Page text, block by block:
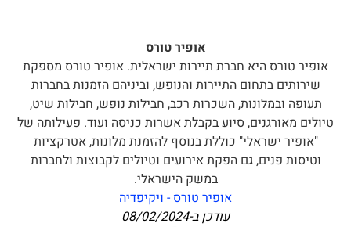
אופיר טורס
אופיר טורס היא חברת תיירות ישראלית. אופיר טורס מספקת
שירותים בתחום התיירות והנופש, וביניהם הזמנות בחברות
תעופה ובמלונות, השכרות רכב, חבילות נופש, חבילות שיט,
טיולים מאורגנים, סיוע בקבלת אשרות כניסה ועוד. פעילותה של
"אופיר ישראלי" כוללת בנוסף להזמנת מלונות, אטרקציות
וטיסות פנים, גם הפקת אירועים וטיולים לקבוצות ולחברות
במשק הישראלי.
אופיר טורס - ויקיפדיה
עודכן ב-08/02/2024